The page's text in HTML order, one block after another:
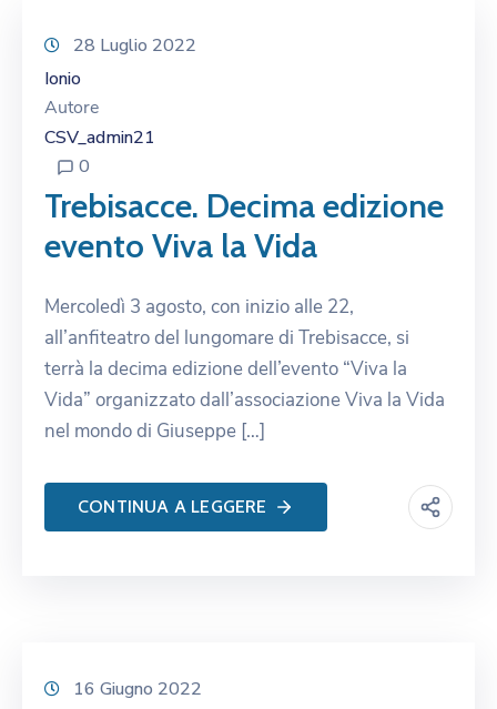
28 Luglio 2022
Ionio
Autore
CSV_admin21
0
Trebisacce. Decima edizione
evento Viva la Vida
Mercoledì 3 agosto, con inizio alle 22,
all’anfiteatro del lungomare di Trebisacce, si
terrà la decima edizione dell’evento “Viva la
Vida” organizzato dall’associazione Viva la Vida
nel mondo di Giuseppe […]
CONTINUA A LEGGERE
16 Giugno 2022